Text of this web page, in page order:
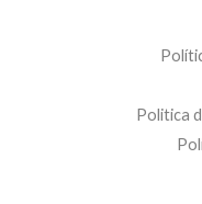
Politica